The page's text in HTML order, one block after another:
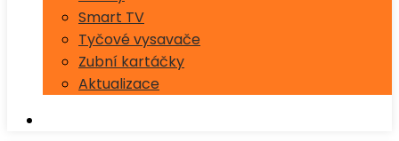
Smart TV
Tyčové vysavače
Zubní kartáčky
Aktualizace